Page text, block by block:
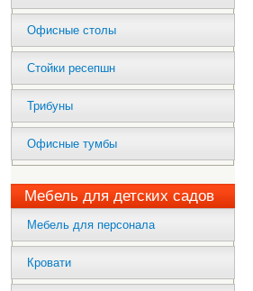
Офисные столы
Стойки ресепшн
Трибуны
Офисные тумбы
Мебель для детских садов
Мебель для персонала
Кровати